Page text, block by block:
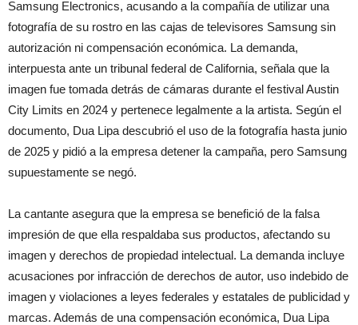
Samsung Electronics, acusando a la compañía de utilizar una
fotografía de su rostro en las cajas de televisores Samsung sin
autorización ni compensación económica. La demanda,
interpuesta ante un tribunal federal de California, señala que la
imagen fue tomada detrás de cámaras durante el festival Austin
City Limits en 2024 y pertenece legalmente a la artista. Según el
documento, Dua Lipa descubrió el uso de la fotografía hasta junio
de 2025 y pidió a la empresa detener la campaña, pero Samsung
supuestamente se negó.
La cantante asegura que la empresa se benefició de la falsa
impresión de que ella respaldaba sus productos, afectando su
imagen y derechos de propiedad intelectual. La demanda incluye
acusaciones por infracción de derechos de autor, uso indebido de
imagen y violaciones a leyes federales y estatales de publicidad y
marcas. Además de una compensación económica, Dua Lipa